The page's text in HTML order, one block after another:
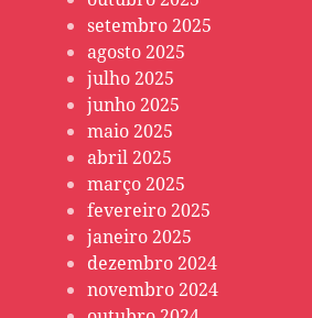
setembro 2025
agosto 2025
julho 2025
junho 2025
maio 2025
abril 2025
março 2025
fevereiro 2025
janeiro 2025
dezembro 2024
novembro 2024